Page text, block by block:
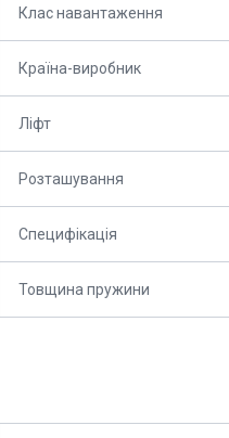
Клас навантаження
Країна-виробник
Ліфт
Розташування
Специфікація
Товщина пружини